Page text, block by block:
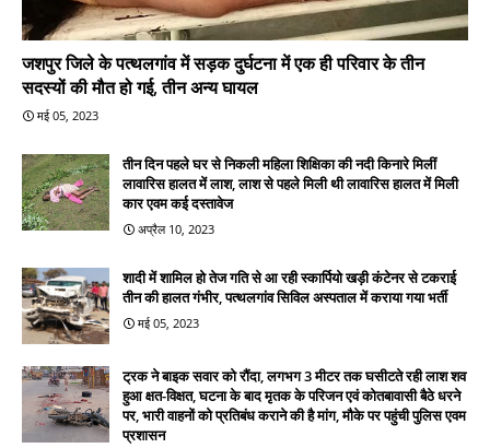
जशपुर जिले के पत्थलगांव में सड़क दुर्घटना में एक ही परिवार के तीन
सदस्यों की मौत हो गई, तीन अन्य घायल
मई 05, 2023
तीन दिन पहले घर से निकली महिला शिक्षिका की नदी किनारे मिलीं
लावारिस हालत में लाश, लाश से पहले मिली थी लावारिस हालत में मिली
कार एवम कई दस्तावेज
अप्रैल 10, 2023
शादी में शामिल हो तेज गति से आ रही स्कार्पियो खड़ी कंटेनर से टकराई
तीन की हालत गंभीर, पत्थलगांव सिविल अस्पताल में कराया गया भर्ती
मई 05, 2023
ट्रक ने बाइक सवार को रौंदा, लगभग 3 मीटर तक घसीटते रही लाश शव
हुआ क्षत-विक्षत, घटना के बाद मृतक के परिजन एवं कोतबावासी बैठे धरने
पर, भारी वाहनों को प्रतिबंध कराने की है मांग, मौके पर पहुंची पुलिस एवम
प्रशासन